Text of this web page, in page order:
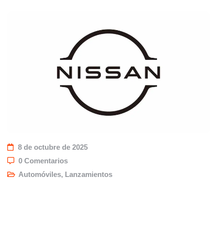
8 de octubre de 2025
0 Comentarios
Automóviles, Lanzamientos